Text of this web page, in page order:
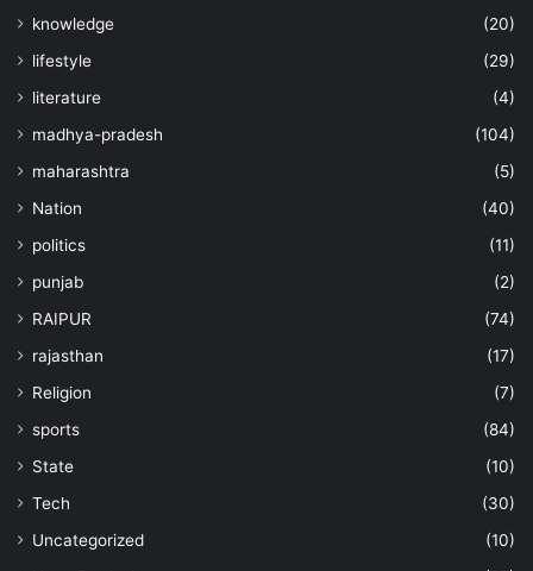
knowledge
(20)
lifestyle
(29)
literature
(4)
madhya-pradesh
(104)
maharashtra
(5)
Nation
(40)
politics
(11)
punjab
(2)
RAIPUR
(74)
rajasthan
(17)
Religion
(7)
sports
(84)
State
(10)
Tech
(30)
Uncategorized
(10)